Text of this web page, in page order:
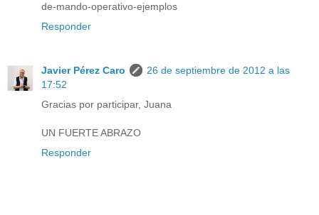
de-mando-operativo-ejemplos
Responder
Javier Pérez Caro
26 de septiembre de 2012 a las
17:52
Gracias por participar, Juana
UN FUERTE ABRAZO
Responder